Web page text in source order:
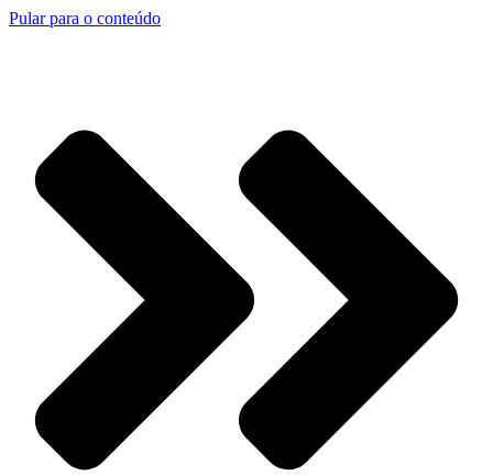
Pular para o conteúdo